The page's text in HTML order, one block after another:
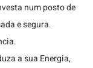
num posto de
e segura.
a sua Energia,